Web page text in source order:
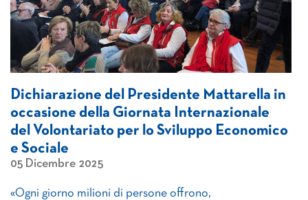
Dichiarazione del Presidente Mattarella in
occasione della Giornata Internazionale
del Volontariato per lo Sviluppo Economico
e Sociale
05 Dicembre 2025
«Ogni giorno milioni di persone offrono,